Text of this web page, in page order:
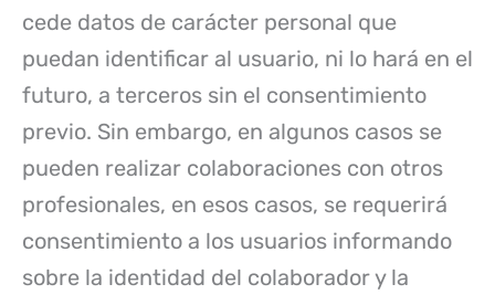
cede datos de carácter personal que
puedan identificar al usuario, ni lo hará en el
futuro, a terceros sin el consentimiento
previo. Sin embargo, en algunos casos se
pueden realizar colaboraciones con otros
profesionales, en esos casos, se requerirá
consentimiento a los usuarios informando
sobre la identidad del colaborador y la